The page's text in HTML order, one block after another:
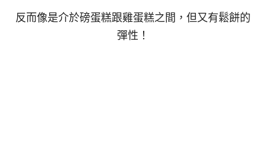
反而像是介於磅蛋糕跟雞蛋糕之間，但又有鬆餅的
彈性！